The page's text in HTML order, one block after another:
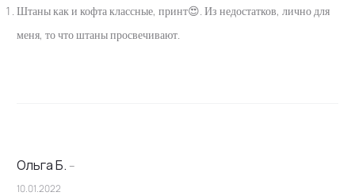
т
з
Штаны как и кофта классные, принт😍. Из недостатков, лично для
меня, то что штаны просвечивают.
Ольга Б. –
10.01.2022